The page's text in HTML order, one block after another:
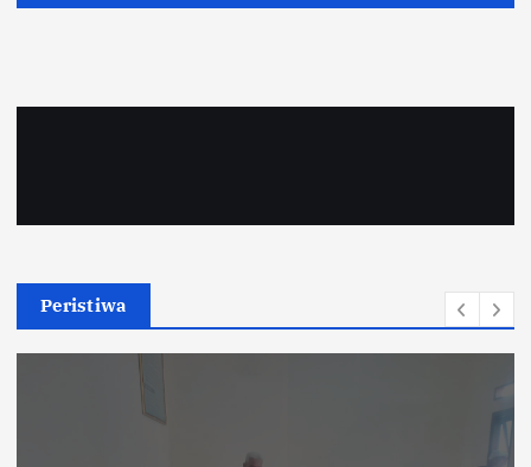
Peristiwa